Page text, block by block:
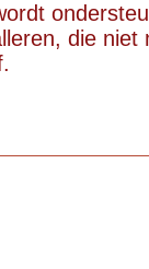
die niet